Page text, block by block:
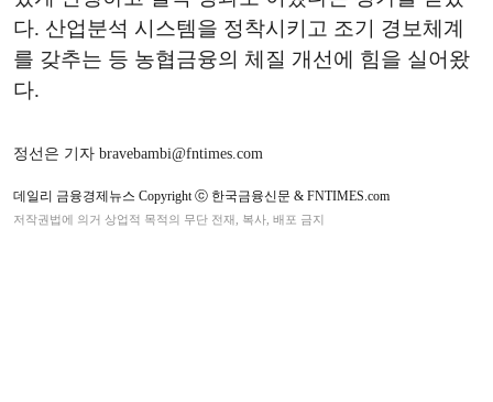
다. 산업분석 시스템을 정착시키고 조기 경보체계
를 갖추는 등 농협금융의 체질 개선에 힘을 실어왔
다.
정선은 기자 bravebambi@fntimes.com
데일리 금융경제뉴스 Copyright ⓒ 한국금융신문 & FNTIMES.com
저작권법에 의거 상업적 목적의 무단 전재, 복사, 배포 금지